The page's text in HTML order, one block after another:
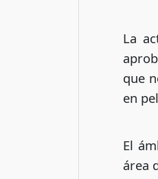
La
que
en
El
área